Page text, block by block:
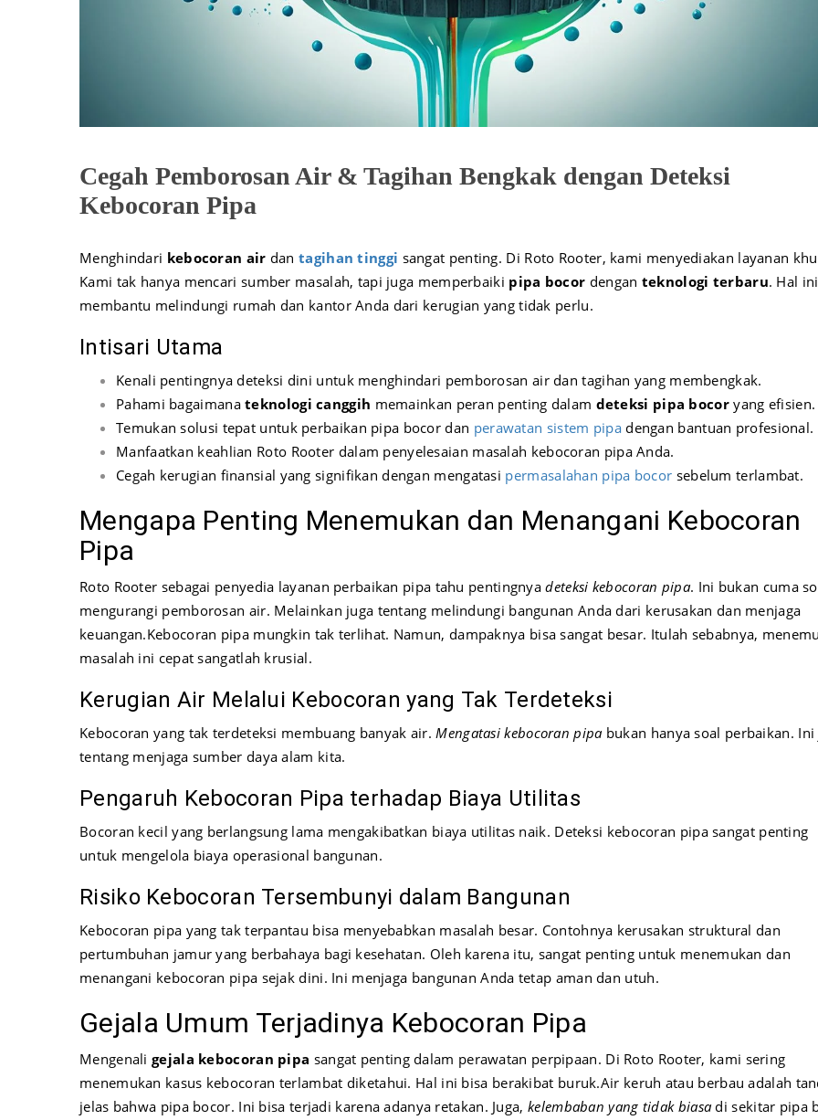
Cegah Pemborosan Air & Tagihan Bengkak dengan Deteksi
Kebocoran Pipa
Menghindari kebocoran air dantagihan tinggi sangat penting. Di Roto Rooter, kami menyediakan layanan
Kami tak hanya mencari sumber masalah, tapi juga memperbaiki pipa bocor dengan teknologi terbaru. Hal ini
membantu melindungi rumah dan kantor Anda dari kerugian yang tidak perlu.
Intisari Utama
Kenali pentingnya deteksi dini untuk menghindari pemborosan air dan tagihan yang membengkak.
Pahami bagaimanateknologi canggih memainkan peran penting dalam deteksi pipa bocoryang efisien.
Temukan solusi tepat untuk perbaikan pipa bocor dan perawatan sistem pipadengan bantuan profesional.
Manfaatkan keahlian Roto Rooter dalam penyelesaian masalah kebocoran pipa Anda.
Cegah kerugian finansial yang signifikan dengan mengatasi permasalahan pipa bocor sebelum terlambat.
Mengapa Penting Menemukan dan Menangani Kebocoran
Pipa
Roto Rooter sebagai penyedia layanan perbaikan pipa tahu pentingnyadeteksi kebocoran pipa. Ini bukan cuma
mengurangi pemborosan air. Melainkan juga tentang melindungi bangunan Anda dari kerusakan dan menjaga
keuangan.Kebocoran pipa mungkin tak terlihat. Namun, dampaknya bisa sangat besar. Itulah sebabnya,
masalah ini cepat sangatlah krusial.
Kerugian Air Melalui Kebocoran yang Tak Terdeteksi
Kebocoran yang tak terdeteksi membuang banyak air.Mengatasi kebocoran pipabukan hanya soal perbaikan. Ini
tentang menjaga sumber daya alam kita.
Pengaruh Kebocoran Pipa terhadap Biaya Utilitas
Bocoran kecil yang berlangsung lama mengakibatkan biaya utilitas naik. Deteksi kebocoran pipa sangat penting
untuk mengelola biaya operasional bangunan.
Risiko Kebocoran Tersembunyi dalam Bangunan
Kebocoran pipa yang tak terpantau bisa menyebabkan masalah besar. Contohnya kerusakan struktural dan
pertumbuhan jamur yang berbahaya bagi kesehatan. Oleh karena itu, sangat penting untuk menemukan dan
menangani kebocoran pipa sejak dini. Ini menjaga bangunan Anda tetap aman dan utuh.
Gejala Umum Terjadinya Kebocoran Pipa
Mengenali gejala kebocoran pipa sangat penting dalam perawatan perpipaan. Di Roto Rooter, kami sering
menemukan kasus kebocoran terlambat diketahui. Hal ini bisa berakibat buruk.Air keruh atau berbau adalah
jelas bahwa pipa bocor. Ini bisa terjadi karena adanya retakan. Juga, kelembaban yang tidak biasadi sekitar pipa